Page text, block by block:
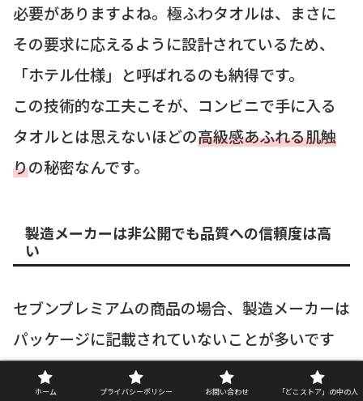
必要がありますよね。極ふわタオルは、まさに
その要求に応えるように設計されているため、
「ホテル仕様」と呼ばれるのも納得です。
この技術的な工夫こそが、コンビニで手に入る
タオルとは思えないほどの高級感あふれる肌触
りの秘密なんです。
製造メーカーは非公開でも品質への信頼度は高
い
セブンプレミアムの商品の場合、製造メーカーは
パッケージに記載されていないことが多いです
が、極ふわタオルについても、具体的な国内また
ホーム プライバシーポリシー お問い合わせ 「どこストア」の中の人